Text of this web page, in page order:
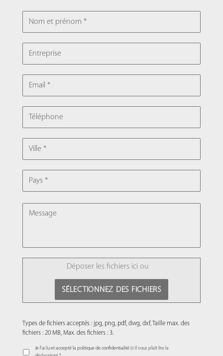
NOM ET PRÉNOM
ENTREPRISE
EMAIL
TÉLÉPHONE
VILLE
PAYS
MESSAGE
FILE
Déposer les fichiers ici ou
SÉLECTIONNEZ DES FICHIERS
Types de fichiers acceptés : jpg, png, pdf, dwg, dxf, Taille max. des
fichiers : 20 MB, Max. des fichiers : 3.
Je l'ai lu et accepté la politique de confidentialité (s'il vous plaît lire la